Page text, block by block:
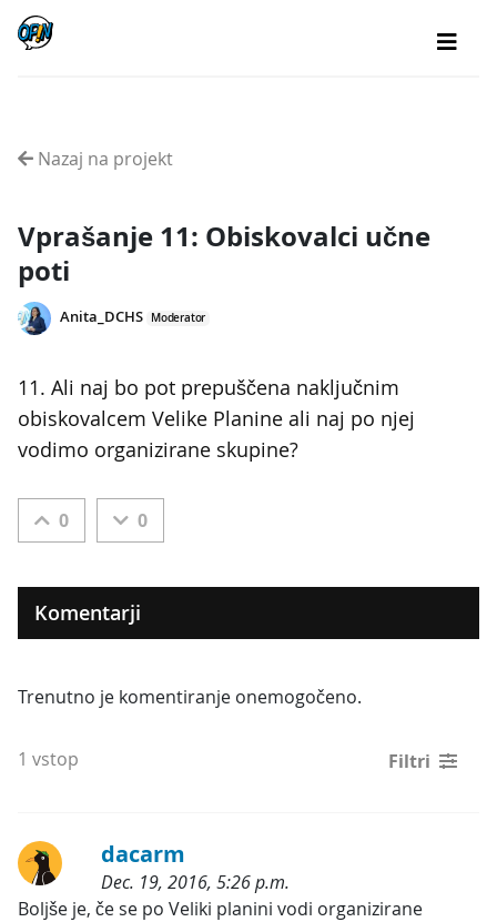
Nazaj na projekt
Vprašanje 11: Obiskovalci učne
poti
Anita_DCHS Moderator
11. Ali naj bo pot prepuščena naključnim
obiskovalcem Velike Planine ali naj po njej
vodimo organizirane skupine?
0 0
Komentarji
Trenutno je komentiranje onemogočeno.
1 vstop Filtri
dacarm
Dec. 19, 2016, 5:26 p.m.
Kategorije:
Boljše je, če se po Veliki planini vodi organizirane